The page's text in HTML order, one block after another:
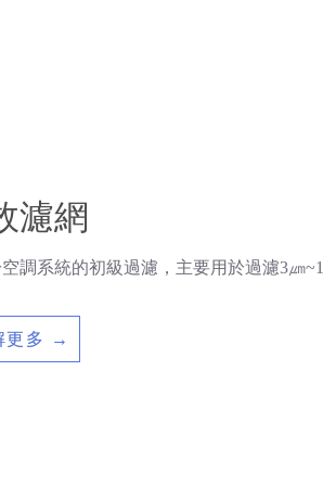
濾網
調系統的初級過濾，主要用於過濾3㎛
更多 →